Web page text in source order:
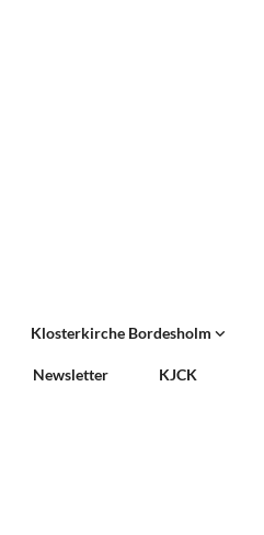
Klosterkirche Bordesholm
Newsletter KJCK